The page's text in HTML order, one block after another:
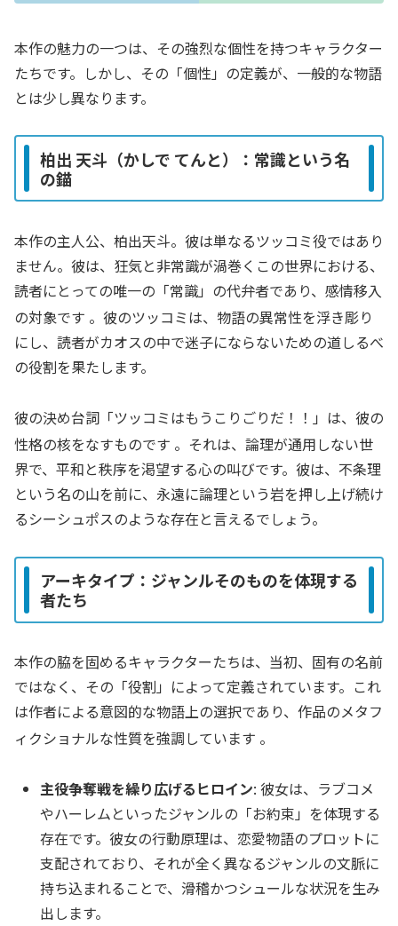
本作の魅力の一つは、その強烈な個性を持つキャラクター
たちです。しかし、その「個性」の定義が、一般的な物語
とは少し異なります。
柏出 天斗（かしで てんと）：常識という名
の錨
本作の主人公、柏出天斗。彼は単なるツッコミ役ではあり
ません。彼は、狂気と非常識が渦巻くこの世界における、
読者にとっての唯一の「常識」の代弁者であり、感情移入
の対象です 。彼のツッコミは、物語の異常性を浮き彫り
にし、読者がカオスの中で迷子にならないための道しるべ
の役割を果たします。
彼の決め台詞「ツッコミはもうこりごりだ！！」は、彼の
性格の核をなすものです 。それは、論理が通用しない世
界で、平和と秩序を渇望する心の叫びです。彼は、不条理
という名の山を前に、永遠に論理という岩を押し上げ続け
るシーシュポスのような存在と言えるでしょう。
アーキタイプ：ジャンルそのものを体現する
者たち
本作の脇を固めるキャラクターたちは、当初、固有の名前
ではなく、その「役割」によって定義されています。これ
は作者による意図的な物語上の選択であり、作品のメタフ
ィクショナルな性質を強調しています 。
主役争奪戦を繰り広げるヒロイン: 彼女は、ラブコメ
やハーレムといったジャンルの「お約束」を体現する
存在です。彼女の行動原理は、恋愛物語のプロットに
支配されており、それが全く異なるジャンルの文脈に
持ち込まれることで、滑稽かつシュールな状況を生み
出します。